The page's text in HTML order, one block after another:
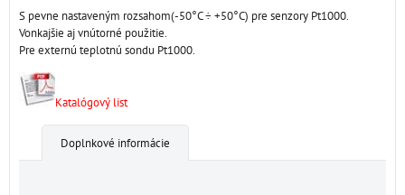
S pevne nastaveným rozsahom(-50°C ÷ +50°C) pre senzory Pt1000.
Vonkajšie aj vnútorné použitie.
Pre externú teplotnú sondu Pt1000.
Katalógový list
Doplnkové informácie